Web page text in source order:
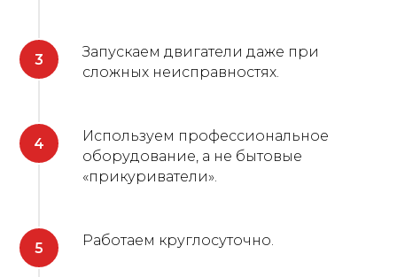
Запускаем двигатели даже при
сложных неисправностях.
Используем профессиональное
оборудование, а не бытовые
«прикуриватели».
Работаем круглосуточно.